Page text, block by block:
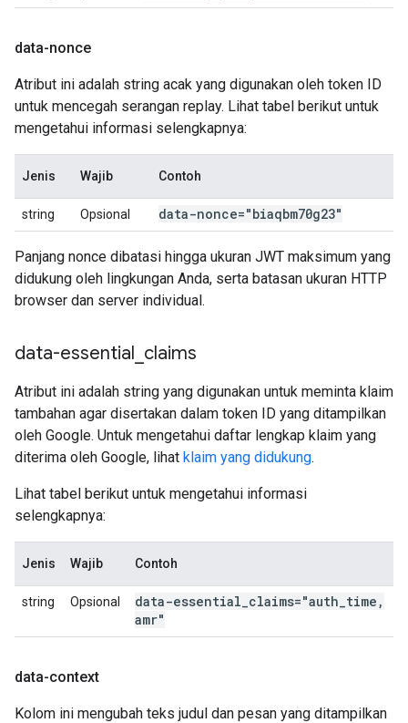
data-nonce
Atribut ini adalah string acak yang digunakan oleh token ID
untuk mencegah serangan replay. Lihat tabel berikut untuk
mengetahui informasi selengkapnya:
Jenis Wajib Contoh
string Opsional data-nonce="biaqbm70g23"
Panjang nonce dibatasi hingga ukuran JWT maksimum yang
didukung oleh lingkungan Anda, serta batasan ukuran HTTP
browser dan server individual.
data-essential claims
Atribut ini adalah string yang digunakan untuk meminta klaim
tambahan agar disertakan dalam token ID yang ditampilkan
oleh Google. Untuk mengetahui daftar lengkap klaim yang
diterima oleh Google, lihat klaim yang didukung.
Lihat tabel berikut untuk mengetahui informasi
selengkapnya:
Jenis Wajib Contoh
string Opsional data-essential claims="auth time ,
amr"
data-context
Kolom ini mengubah teks judul dan pesan yang ditampilkan